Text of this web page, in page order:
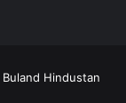
Hindustan